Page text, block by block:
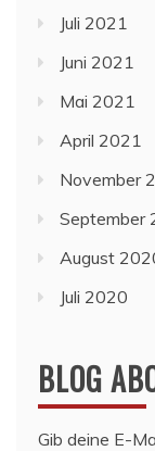
Juli 2021
Juni 2021
Mai 2021
April 2021
November
September
August
Juli 2020
BLOG
Gib deine E-